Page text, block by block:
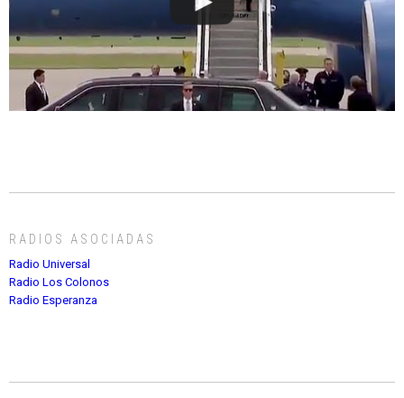
RADIOS ASOCIADAS
Radio Universal
Radio Los Colonos
Radio Esperanza